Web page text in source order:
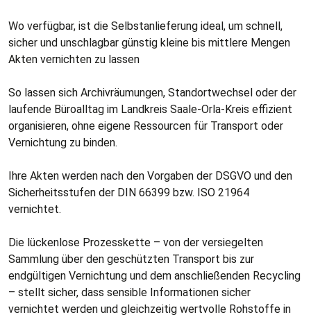
Wo verfügbar, ist die Selbstanlieferung ideal, um schnell,
sicher und unschlagbar günstig kleine bis mittlere Mengen
Akten vernichten zu lassen
So lassen sich Archivräumungen, Standortwechsel oder der
laufende Büroalltag im Landkreis Saale-Orla-Kreis effizient
organisieren, ohne eigene Ressourcen für Transport oder
Vernichtung zu binden.
Ihre Akten werden nach den Vorgaben der DSGVO und den
Sicherheitsstufen der DIN 66399 bzw. ISO 21964
vernichtet.
Die lückenlose Prozesskette – von der versiegelten
Sammlung über den geschützten Transport bis zur
endgültigen Vernichtung und dem anschließenden Recycling
– stellt sicher, dass sensible Informationen sicher
vernichtet werden und gleichzeitig wertvolle Rohstoffe in